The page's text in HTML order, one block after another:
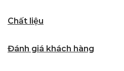
Chất liệu
Đánh giá khách hàng